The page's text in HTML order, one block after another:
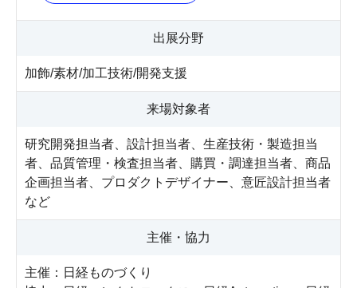
出展分野
加飾/素材/加工技術/開発支援
来場対象者
研究開発担当者、設計担当者、生産技術・製造担当
者、品質管理・検査担当者、購買・調達担当者、商品
企画担当者、プロダクトデザイナー、意匠設計担当者
など
主催・協力
主催：日経ものづくり